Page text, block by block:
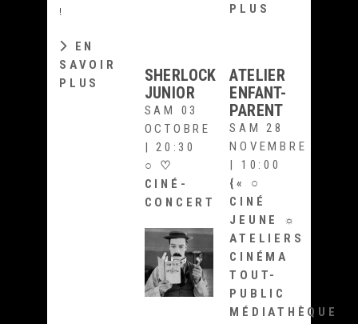
!
EN
SAVOIR
PLUS
PLUS
SHERLOCK
JUNIOR
SAM 03
OCTOBRE
| 20:30
○
♡
CINÉ-
CONCERT
ATELIER
ENFANT-
PARENT
SAM 28
NOVEMBRE
| 10:00
{«
○
CINÉ
JEUNE
☼
ATELIERS
CINÉMA
TOUT-
PUBLIC
MÉDIATHÈQUE